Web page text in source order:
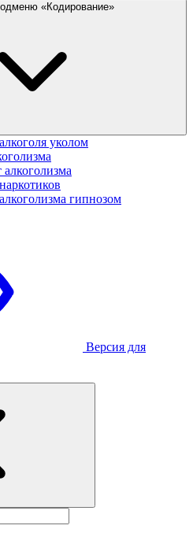
«Кодирование»
уколом
гипнозом
Версия для